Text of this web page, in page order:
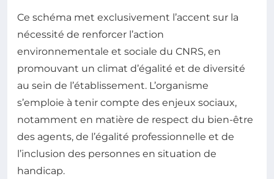
Ce schéma met exclusivement l’accent sur la
nécessité de renforcer l’action
environnementale et sociale du CNRS, en
promouvant un climat d’égalité et de diversité
au sein de l’établissement. L’organisme
s’emploie à tenir compte des enjeux sociaux,
notamment en matière de respect du bien-être
des agents, de l’égalité professionnelle et de
l’inclusion des personnes en situation de
handicap.